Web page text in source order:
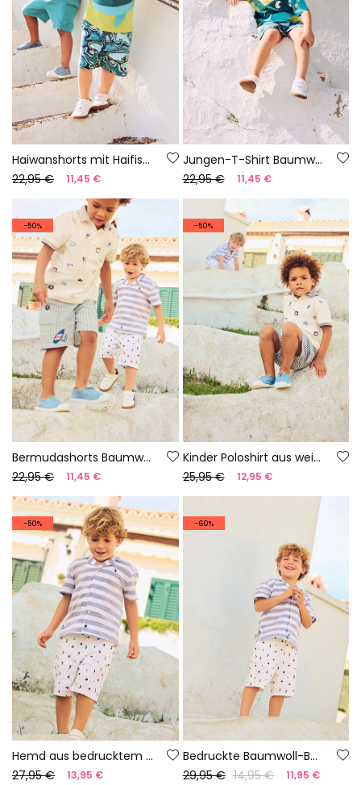
Haiwanshorts mit Haifischmuster
22,95 €
11,45 €
Jungen-T-Shirt Baumwolle Gelb
22,95 €
11,45 €
-50%
Bermudashorts Baumwolle Streifen
22,95 €
11,45 €
-50%
Kinder Poloshirt aus weißer Baumwolle
25,95 €
12,95 €
-50%
Hemd aus bedrucktem Leinen für Jungen
27,95 €
13,95 €
-60%
Bedruckte Baumwoll-Bermudashorts
29,95 € 14,95 € 11,95 €